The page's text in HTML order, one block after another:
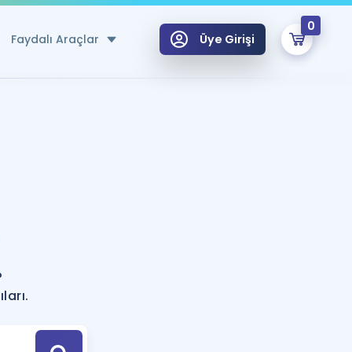
Faydalı Araçlar
Hesaplama Aracı
için Öneriler
Tek Takvimde
Üye Girişi
0
Hoca ile seni sınava hazırlayacak onlarca eğitim seni bekliyor!